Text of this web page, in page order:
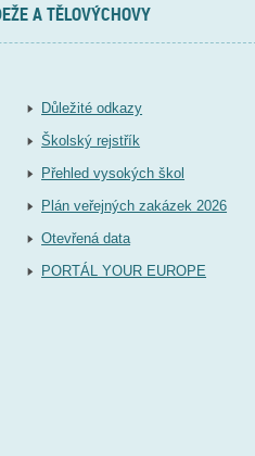
A TĚLOVÝCHOVY
Důležité odkazy
Školský rejstřík
Přehled vysokých škol
Plán veřejných zakázek 2026
Otevřená data
PORTÁL YOUR EUROPE